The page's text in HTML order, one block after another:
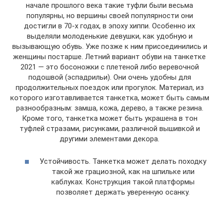
начале прошлого века такие туфли были весьма
популярны, но вершины своей популярности они
достигли в 70-х годах, в эпоху хиппи. Особенно их
выделяли молоденькие девушки, как удобную и
вызывающую обувь. Уже позже к ним присоединились и
женщины постарше. Летний вариант обуви на танкетке
2021 — это босоножки с плетеной либо веревочной
подошвой (эспадрильи). Они очень удобны для
продолжительных поездок или прогулок. Материал, из
которого изготавливается танкетка, может быть самым
разнообразным: замша, кожа, дерево, а также резина.
Кроме того, танкетка может быть украшена в тон
туфлей стразами, рисунками, различной вышивкой и
другими элементами декора.
Устойчивость. Танкетка может делать походку
такой же грациозной, как на шпильке или
каблуках. Конструкция такой платформы
позволяет держать уверенную осанку.